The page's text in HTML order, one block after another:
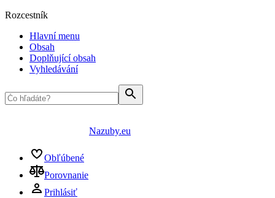
Rozcestník
Hlavní menu
Obsah
Doplňující obsah
Vyhledávání
Nazuby.eu
Obľúbené
Porovnanie
Prihlásiť